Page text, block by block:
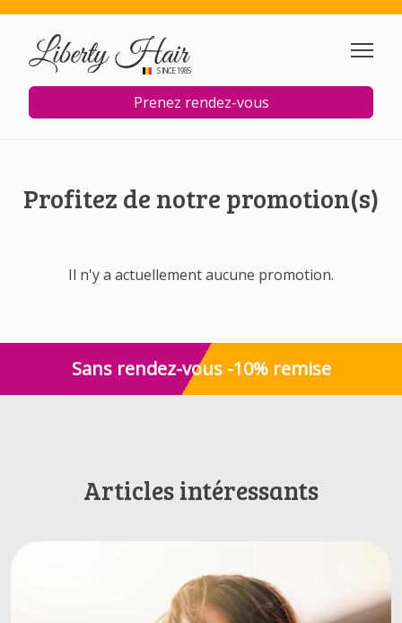
Aller au contenu principal
SINCE 1985
Prenez rendez-vous
Profitez de notre promotion(s)
Il n'y a actuellement aucune promotion.
Sans rendez-vous -10% remise
Articles intéressants